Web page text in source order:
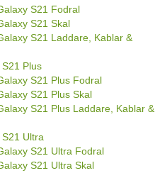
S21 Fodral
S21 Skal
S21 Laddare, Kablar &
Plus
S21 Plus Fodral
S21 Plus Skal
S21 Plus Laddare, Kablar &
Ultra
S21 Ultra Fodral
S21 Ultra Skal